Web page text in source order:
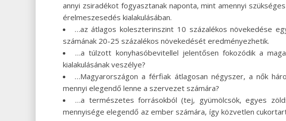
annyi zsiradékot fogyasztanak naponta, mint amennyi
érelmeszesedés kialakulásában.
…az átlagos koleszterinszint 10 százalékos növekedése
számának 20-25 százalékos növekedését eredményezhetik.
…a túlzott konyhasóbevitellel jelentősen fokozódik a
kialakulásának veszélye?
…Magyarországon a férfiak átlagosan négyszer, a nők
mennyi elegendő lenne a szervezet számára?
…a természetes forrásokból (tej, gyümölcsök, egyes
mennyisége elegendő az ember számára, így közvetlen